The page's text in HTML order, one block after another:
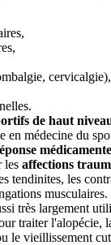
cervicalgie),
de haut
en médecine du
les affections
tendinites, les
musculaires.
très largement
traiter l'alopécie,
le vieillissement